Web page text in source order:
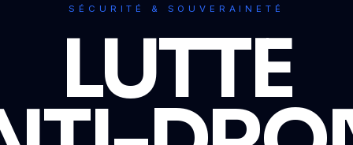
SÉCURITÉ & SOUVERAINETÉ
LUTTE